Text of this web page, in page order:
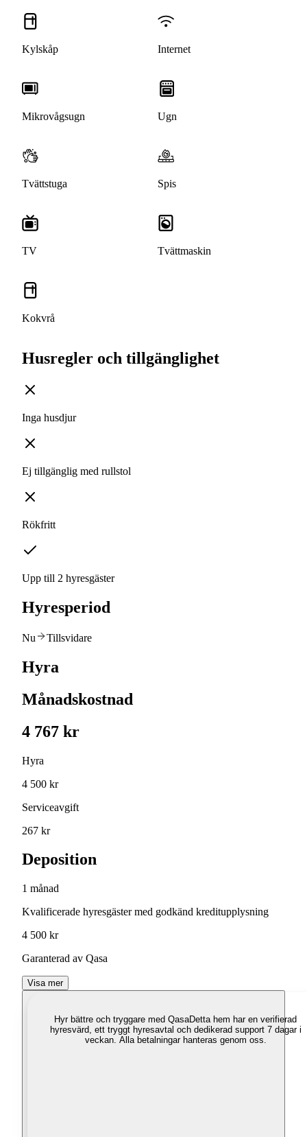
Kylskåp Internet
Mikrovågsugn Ugn
Tvättstuga Spis
TV Tvättmaskin
Kokvrå
Husregler och tillgänglighet
Inga husdjur
Ej tillgänglig med rullstol
Rökfritt
Upp till 2 hyresgäster
Hyresperiod
Nu Tillsvidare
Hyra
Månadskostnad
4 767 kr
Hyra
4 500 kr
Serviceavgift
267 kr
Deposition
1 månad
Kvalificerade hyresgäster med godkänd kreditupplysning
4 500 kr
Garanterad av Qasa
Visa mer
Hyr bättre och tryggare med QasaDetta hem har en verifierad
hyresvärd, ett tryggt hyresavtal och dedikerad support 7 dagar i
veckan. Alla betalningar hanteras genom oss.